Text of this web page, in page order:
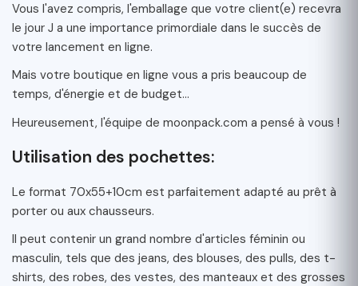
Vous l'avez compris, l'emballage que votre client(e) recevra
le jour J a une importance primordiale dans le succès de
votre lancement en ligne.
Mais votre boutique en ligne vous a pris beaucoup de
temps, d'énergie et de budget...
Heureusement, l'équipe de moonpack.com a pensé à vous !
Utilisation des pochettes:
Le format 70x55+10cm est parfaitement adapté au prêt à
porter ou aux chausseurs.
Il peut contenir un grand nombre d'articles féminin ou
masculin, tels que des jeans, des blouses, des pulls, des t-
shirts, des robes, des vestes, des manteaux et des grosses